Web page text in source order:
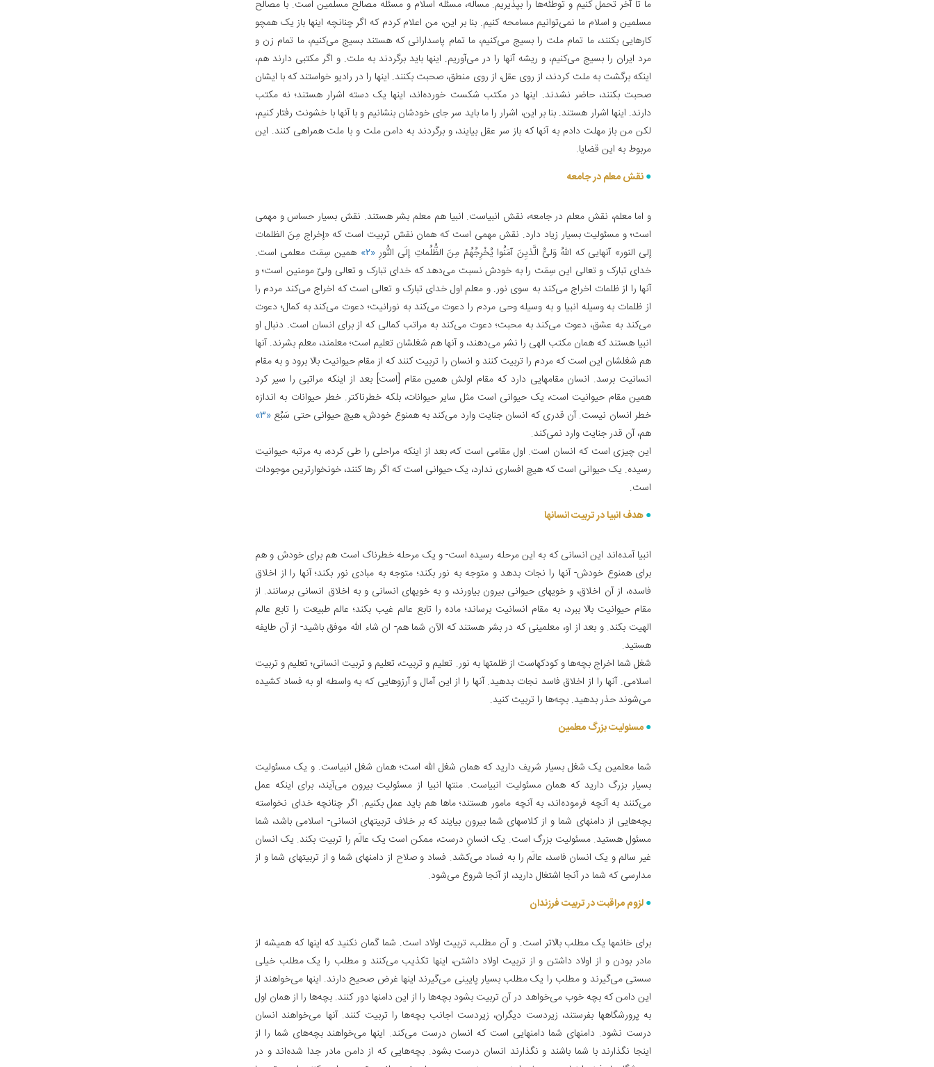
ما تا آخر تحمل کنیم و توطئه‌ها را بپذیریم. مساله، مسئله اسلام و مسئله مصالح مسلمین است. با مصالح
مسلمین و اسلام ما نمی‌توانیم مسامحه کنیم. بنا بر این، من اعلام کردم که اگر چنانچه اینها باز یک همچو
کارهایی بکنند، ما تمام ملت را بسیج می‌کنیم، ما تمام پاسدارانی که هستند بسیج می‌کنیم، ما تمام زن و
مرد ایران را بسیج می‌کنیم، و ریشه آنها را در می‌آوریم. اینها باید برگردند به ملت. و اگر مکتبی دارند هم،
اینکه برگشت به ملت‌ کردند، از روی عقل، از روی منطق، صحبت بکنند. اینها را در رادیو خواستند که با ایشان
صحبت بکنند، حاضر نشدند. اینها در مکتب شکست خورده‌اند، اینها یک دسته اشرار هستند؛ نه مکتب
دارند. اینها اشرار هستند. بنا بر این، اشرار را ما باید سر جای خودشان بنشانیم و با آنها با خشونت رفتار کنیم،
لکن من باز مهلت دادم به آنها که باز سر عقل بیایند، و برگردند به دامن ملت و با ملت همراهی کنند. این
مربوط به این قضایا.
نقش معلم در جامعه‌
و اما معلم، نقش معلم در جامعه، نقش انبیاست. انبیا هم معلم بشر هستند. نقش بسیار حساس و مهمی
است؛ و مسئولیت بسیار زیاد دارد. نقش مهمی است که همان نقش تربیت است که «إخراج مِنَ الظلمات
إلی النور» آنهایی که اللهُ وَلیُّ الَّذیِنَ آمَنُوا یُخْرِجُهُمْ مِنَ الظُّلُماتِ إلَی النُّورِ«۲»
همین سِمَت معلمی است.
خدای تبارک و تعالی این سِمَت را به خودش نسبت می‌دهد که خدای تبارک و تعالی ولیّ مومنین است؛ و
آنها را از ظلمات اخراج می‌کند به سوی نور. و معلم اول خدای تبارک و تعالی است که اخراج می‌کند مردم را
از ظلمات به وسیله انبیا و به وسیله وحی مردم را دعوت می‌کند به نورانیت؛ دعوت می‌کند به کمال؛ دعوت
می‌کند به عشق، دعوت می‌کند به محبت؛ دعوت می‌کند به مراتب کمالی که از برای انسان است. دنبال او
انبیا هستند که همان مکتب الهی را نشر می‌دهند، و آنها هم شغلشان تعلیم است؛ معلمند، معلم بشرند. آنها
هم شغلشان این است که مردم را تربیت کنند و انسان را تربیت کنند که از مقام حیوانیت بالا برود و به مقام
انسانیت برسد. انسان مقامهایی دارد که مقام اولش همین مقام [است‌] بعد از اینکه مراتبی را سیر کرد
همین مقام حیوانیت است، یک حیوانی است مثل سایر حیوانات، بلکه خطرناکتر. خطر حیوانات به اندازه
خطر انسان نیست. آن قدری که انسان جنایت وارد می‌کند به همنوع خودش، هیچ حیوانی حتی سَبُع «۳»
هم، آن قدر جنایت وارد نمی‌کند.
این چیزی است که انسان است. اول مقامی است که، بعد از اینکه مراحلی را طی کرده، به مرتبه حیوانیت
رسیده. یک حیوانی است که هیچ افساری ندارد، یک حیوانی است که اگر رها کنند، خونخوارترین موجودات
است.
هدف انبیا در تربیت انسانها
انبیا آمده‌اند این انسانی که به این مرحله رسیده است- و یک مرحله خطرناک است هم برای خودش و هم
برای همنوع خودش- آنها را نجات بدهد و متوجه به نور بکند؛ متوجه به مبادی نور بکند؛ آنها را از اخلاق
فاسده، از آن اخلاق، و خویهای حیوانی بیرون بیاورند، و به خویهای انسانی و به اخلاق انسانی برسانند. از
مقام حیوانیت بالا ببرد، به مقام انسانیت برساند؛ ماده را تابع عالم غیب بکند؛ عالم طبیعت را تابع عالم
الهیت بکند. و بعد از او، معلمینی که در بشر هستند که الآن شما هم- ان شاء الله موفق باشید- از آن طایفه
هستید.
شغل شما اخراج بچه‌ها و کودکهاست از ظلمتها به نور. تعلیم و تربیت، تعلیم و تربیت انسانی؛ تعلیم و تربیت
اسلامی. آنها را از اخلاق فاسد نجات بدهید. آنها را از این آمال و آرزوهایی که به واسطه او به فساد کشیده
می‌شوند حذر بدهید. بچه‌ها را تربیت کنید.
مسئولیت بزرگ معلمین‌
شما معلمین یک شغل بسیار شریف دارید که همان شغل الله است؛ همان شغل انبیاست. و یک مسئولیت
بسیار بزرگ دارید که همان مسئولیت انبیاست. منتها انبیا از مسئولیت بیرون می‌آیند، برای اینکه عمل
می‌کنند به آنچه فرموده‌اند، به آنچه مامور هستند؛ ماها هم باید عمل بکنیم. اگر چنانچه خدای نخواسته
بچه‌هایی از دامنهای شما و از کلاسهای شما بیرون بیایند که بر خلاف تربیتهای انسانی- اسلامی باشد، شما
مسئول هستید. مسئولیت بزرگ است. یک انسانِ درست، ممکن است یک عالَم را تربیت بکند. یک انسان
غیر سالم و یک انسان فاسد، عالَم را به فساد می‌کشد. فساد و صلاح از دامنهای شما و از تربیتهای شما و از
مدارسی که شما در آنجا اشتغال دارید، از آنجا شروع می‌شود.
لزوم مراقبت در تربیت فرزندان‌
برای خانمها یک مطلب بالاتر است. و آن مطلب، تربیت اولاد است. شما گمان نکنید که اینها که همیشه از
مادر بودن و از اولاد داشتن و از تربیت اولاد داشتن، اینها تکذیب می‌کنند و مطلب را یک مطلب خیلی
سستی می‌گیرند و مطلب را یک مطلب بسیار پایینی می‌گیرند اینها غرض صحیح دارند. اینها می‌خواهند از
این دامن که بچه خوب می‌خواهد در آن تربیت بشود بچه‌ها را از این دامنها دور کنند. بچه‌ها را از همان اول
به پرورشگاهها بفرستند، زیردست دیگران، زیردست اجانب بچه‌ها را تربیت کنند. آنها می‌خواهند انسان
درست نشود. دامنهای شما دامنهایی است که انسان درست می‌کند. اینها می‌خواهند بچه‌های شما را از
اینجا نگذارند با شما باشند و نگذارند انسان درست بشود. بچه‌هایی که از دامن مادر جدا شده‌اند و در